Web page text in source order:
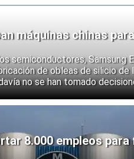
máquinas chinas
semiconductores, Samsung
de obleas de silicio de
no se han tomado
fabricantes coreanos
de las
8.000 empleos para